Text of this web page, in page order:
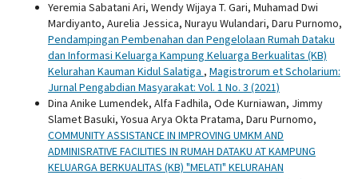
Yeremia Sabatani Ari, Wendy Wijaya T. Gari, Muhamad Dwi
Mardiyanto, Aurelia Jessica, Nurayu Wulandari, Daru Purnomo,
Pendampingan Pembenahan dan Pengelolaan Rumah Dataku
dan Informasi Keluarga Kampung Keluarga Berkualitas (KB)
Kelurahan Kauman Kidul Salatiga , Magistrorum et Scholarium:
Jurnal Pengabdian Masyarakat: Vol. 1 No. 3 (2021)
Dina Anike Lumendek, Alfa Fadhila, Ode Kurniawan, Jimmy
Slamet Basuki, Yosua Arya Okta Pratama, Daru Purnomo,
COMMUNITY ASSISTANCE IN IMPROVING UMKM AND
ADMINISRATIVE FACILITIES IN RUMAH DATAKU AT KAMPUNG
KELUARGA BERKUALITAS (KB) "MELATI" KELURAHAN